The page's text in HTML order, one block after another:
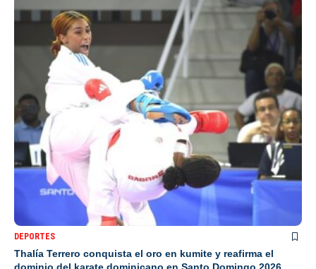
DEPORTES
Thalía Terrero conquista el oro en kumite y reafirma el
dominio del karate dominicano en Santo Domingo 2026